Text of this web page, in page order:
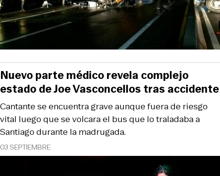
03 SEPTIEMBRE
Cantante se encuentra grave aunque fuera de riesgo
vital luego que se volcara el bus que lo traladaba a
Santiago durante la madrugada.
Nuevo parte médico revela complejo
estado de Joe Vasconcellos tras accidente